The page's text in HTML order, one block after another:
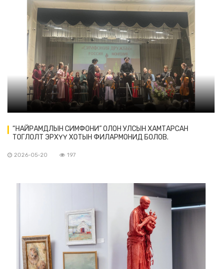
“НАЙРАМДЛЫН СИМФОНИ” ОЛОН УЛСЫН ХАМТАРСАН
ТОГЛОЛТ ЭРХҮҮ ХОТЫН ФИЛАРМОНИД БОЛОВ.
2026-05-20 197